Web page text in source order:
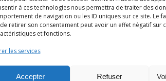
à ces technologies nous permettra de traiter des
de navigation ou les ID uniques sur ce site. Le
retirer son consentement peut avoir un effet négatif sur
et fonctions.
les services
Accepter Refuser
15